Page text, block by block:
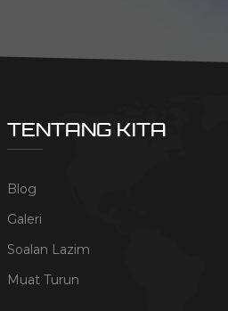
TENTANG KITA
Blog
Galeri
Soalan Lazim
Muat Turun